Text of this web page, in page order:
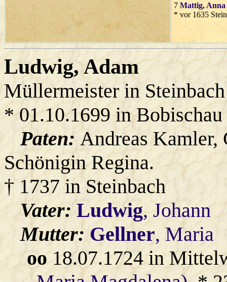
7 Mattig, Anna
* vor 1635
Ludwig, Adam
Müllermeister in Steinbach
* 01.10.1699 in Bobischau
Paten: Andreas Kamler,
Schönigin Regina.
† 1737 in Steinbach
Vater:Ludwig, Johann
Mutter:Gellner, Maria
oo18.07.1724 in